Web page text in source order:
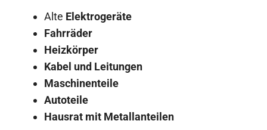
Alte Elektrogeräte
Fahrräder
Heizkörper
Kabel und Leitungen
Maschinenteile
Autoteile
Hausrat mit Metallanteilen